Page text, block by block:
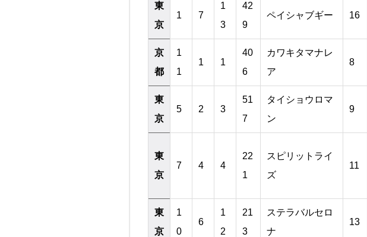
東
京
1 7
1
3
42
9
ペイシャブギー 16
京
都
1
1
1 1
40
6
カワキタマナレ
ア
8
東
京
5 2 3
51
7
タイショウロマ
ン
9
東
京
7 4 4
22
1
スピリットライ
ズ
11
東
京
1
0
6
1
2
21
3
ステラバルセロ
ナ
13